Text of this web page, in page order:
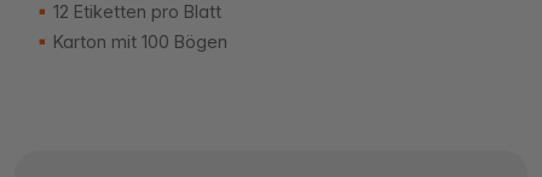
12 Etiketten pro Blatt
Karton mit 100 Bögen